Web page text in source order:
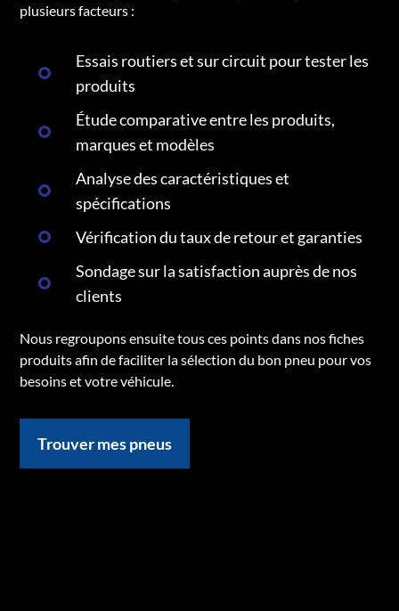
plusieurs facteurs :
Essais routiers et sur circuit pour tester les
produits
Étude comparative entre les produits,
marques et modèles
Analyse des caractéristiques et
spécifications
Vérification du taux de retour et garanties
Sondage sur la satisfaction auprès de nos
clients
Nous regroupons ensuite tous ces points dans nos fiches
produits afin de faciliter la sélection du bon pneu pour vos
besoins et votre véhicule.
Trouver mes pneus